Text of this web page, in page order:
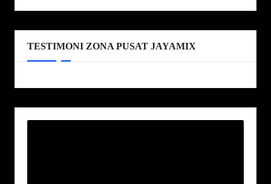
TESTIMONI ZONA PUSAT JAYAMIX